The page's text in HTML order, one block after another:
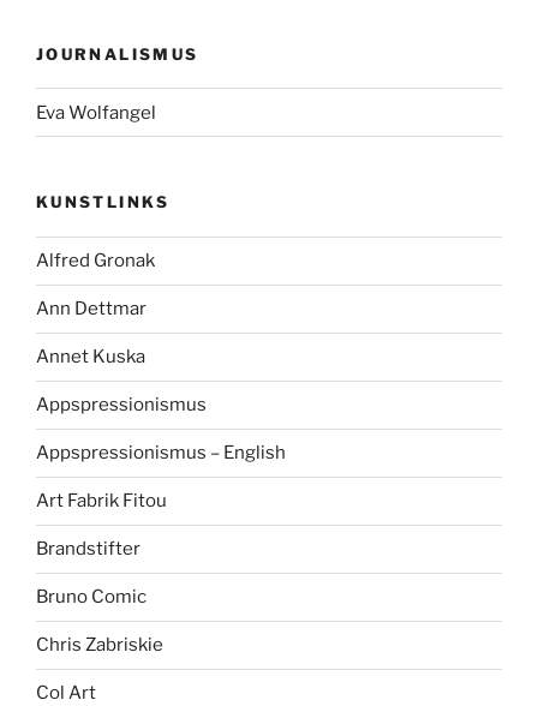
JOURNALISMUS
Eva Wolfangel
KUNSTLINKS
Alfred Gronak
Ann Dettmar
Annet Kuska
Appspressionismus
Appspressionismus – English
Art Fabrik Fitou
Brandstifter
Bruno Comic
Chris Zabriskie
Col Art